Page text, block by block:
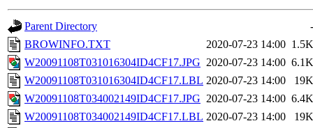
Parent Directory
-
BROWINFO.TXT
2020-07-23 14:00 1.5K
W20091108T031016304ID4CF17.JPG 2020-07-23 14:00 6.1K
W20091108T031016304ID4CF17.LBL 2020-07-23 14:00
19K
W20091108T034002149ID4CF17.JPG 2020-07-23 14:00 6.4K
W20091108T034002149ID4CF17.LBL 2020-07-23 14:00
19K